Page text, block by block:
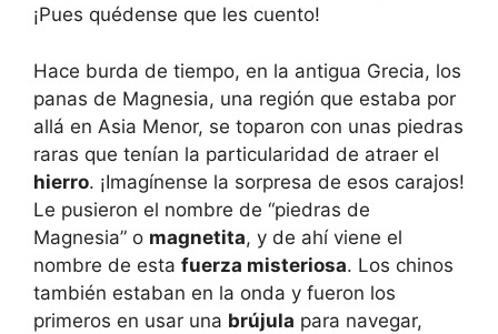
¡Pues quédense que les cuento!
Hace burda de tiempo, en la antigua Grecia, los
panas de Magnesia, una región que estaba por
allá en Asia Menor, se toparon con unas piedras
raras que tenían la particularidad de atraer el
hierro. ¡Imagínense la sorpresa de esos carajos!
Le pusieron el nombre de “piedras de
Magnesia” o magnetita, y de ahí viene el
nombre de esta fuerza misteriosa. Los chinos
también estaban en la onda y fueron los
primeros en usar una brújula para navegar,